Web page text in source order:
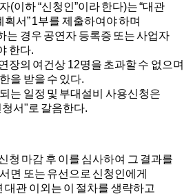
(이하 “신청인”이라 한다)는 “대관
획서” 1부를 제출하여야 하며
는 경우 공연자 등록증 또는 사업자
한다.
장의 여건상 12명을 초과할 수 없으며
을 받을 수 있다.
는 일정 및 부대설비 사용신청은
서"로 갈음한다.
청 마감 후 이를 심사하여 그 결과를
면 또는 유선으로 신청인에게
대관 이외는 이 절차를 생략하고